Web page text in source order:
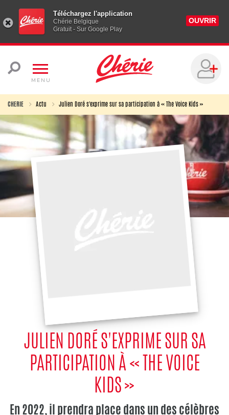
Téléchargez l'application
Chérie Belgique
Gratuit - Sur Google Play
OUVRIR
MENU
CHERIE Actu Julien Doré s'exprime sur sa participation à « The Voice Kids »
JULIEN DORÉ S'EXPRIME SUR SA
PARTICIPATION À « THE VOICE
KIDS »
En 2022, il prendra place dans un des célèbres